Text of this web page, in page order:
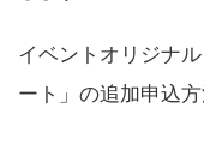
イベントオリジナ
ート」の追加申込